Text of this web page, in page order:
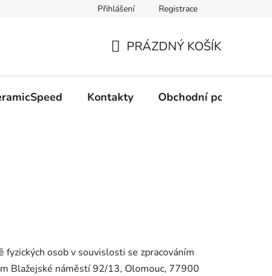
Přihlášení Registrace
KOŠÍK
PRÁZDNÝ KOŠÍK
Kontakty Obchodní podmínky
osob v souvislosti se zpracováním
Blažejské náměstí 92/13, Olomouc, 77900